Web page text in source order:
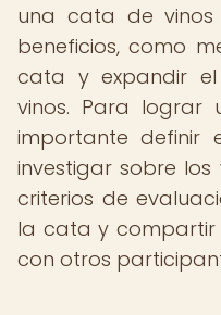
una cata de vinos
beneficios, como
cata y expandir el
vinos. Para lograr
importante definir
investigar sobre
criterios de
la cata y compartir
con otros